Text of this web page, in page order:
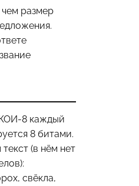
размер
8 каждый
8 битами.
(в нём нет
свёкла,